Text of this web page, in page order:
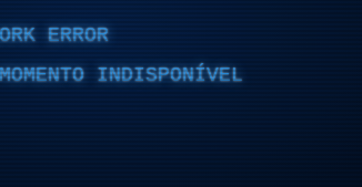
ERROR
INDISPONÍVEL